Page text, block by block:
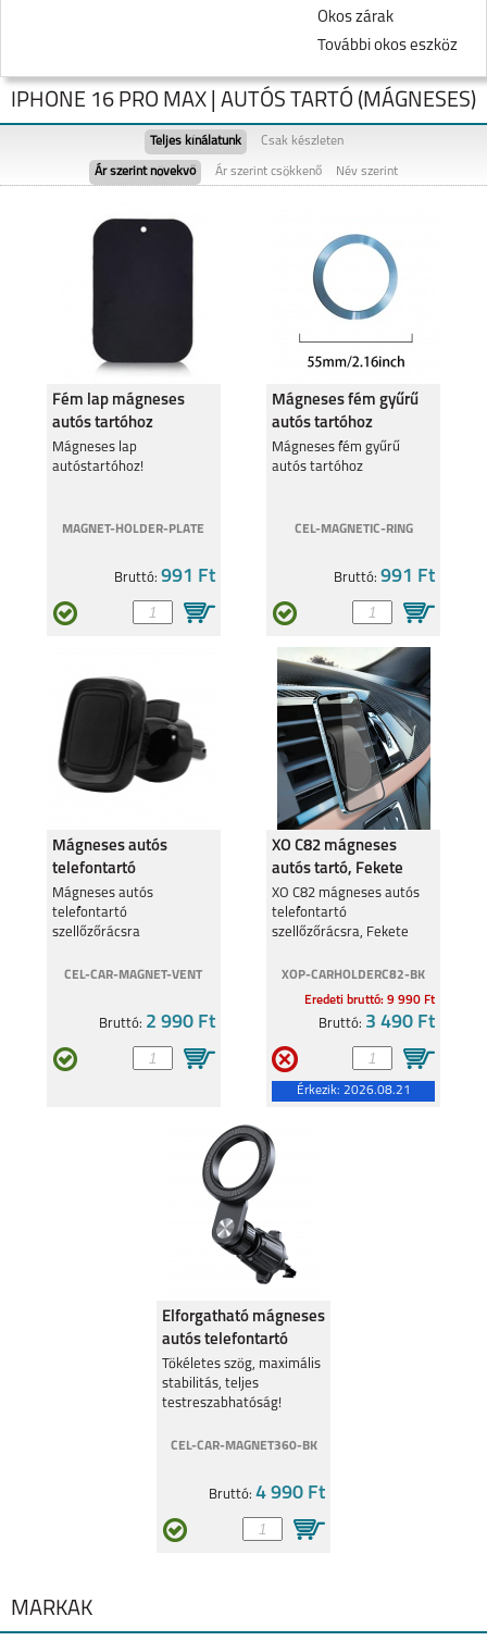
Okos zárak
További okos eszköz
IPHONE AIR
IPHONE 16E IPHONE 16 PRO MAX
IPHONE 16 PLUS
IPHONE 15 PRO
IPHONE 16 PRO MAX | AUTÓS TARTÓ (MÁGNESES)
Teljes kínálatunk Csak készleten
Ár szerint növekvő Ár szerint csökkenő Név szerint
Fém lap mágneses
autós tartóhoz
Mágneses lap
autóstartóhoz!
MAGNET-HOLDER-PLATE
Bruttó: 991 Ft
Mágneses fém gyűrű
autós tartóhoz
Mágneses fém gyűrű
autós tartóhoz
CEL-MAGNETIC-RING
Bruttó:991 Ft
Mágneses autós
telefontartó
szellőzőrácsra
Mágneses autós
telefontartó
szellőzőrácsra
CEL-CAR-MAGNET-VENT
Bruttó: 2 990 Ft
XO C82 mágneses
autós tartó, Fekete
XO C82 mágneses autós
telefontartó
szellőzőrácsra, Fekete
XOP-CARHOLDERC82-BK
Eredeti bruttó: 9 990 Ft
Bruttó: 3 490 Ft
Érkezik: 2026.08.21
Elforgatható mágneses
autós telefontartó
szellőzőrácsra, Fekete
Tökéletes szög, maximális
stabilitás, teljes
testreszabhatóság!
CEL-CAR-MAGNET360-BK
Bruttó: 4 990 Ft
MÁRKÁK